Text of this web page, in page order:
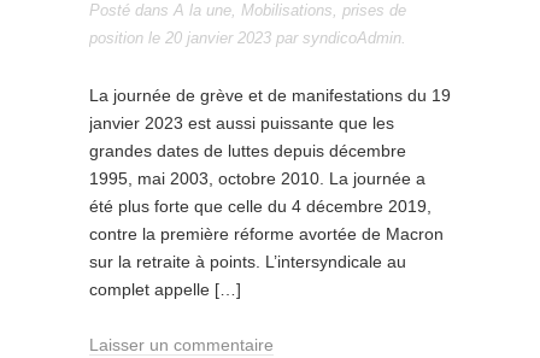
Posté dans A la une, Mobilisations, prises de
position le 20 janvier 2023 par syndicoAdmin.
La journée de grève et de manifestations du 19
janvier 2023 est aussi puissante que les
grandes dates de luttes depuis décembre
1995, mai 2003, octobre 2010. La journée a
été plus forte que celle du 4 décembre 2019,
contre la première réforme avortée de Macron
sur la retraite à points. L’intersyndicale au
complet appelle […]
Laisser un commentaire